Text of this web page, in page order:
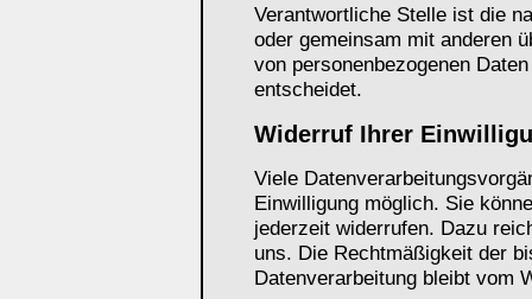
Verantwortliche Stelle ist die
oder gemeinsam mit anderen
von personenbezogenen
entscheidet.
Widerruf Ihrer
Viele
Einwilligung möglich. Sie
jederzeit widerrufen. Dazu
uns. Die Rechtmäßigkeit der
Datenverarbeitung bleibt vom